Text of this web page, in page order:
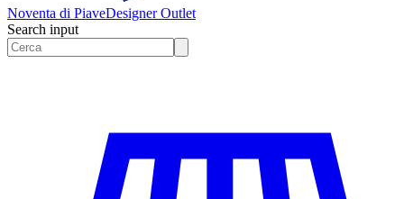
Noventa di PiaveDesigner Outlet
Search input